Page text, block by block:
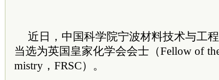
近日，中国科学院宁波材料技术与工
当选为英国皇家化学会会士（Fellow of
mistry，FRSC）。